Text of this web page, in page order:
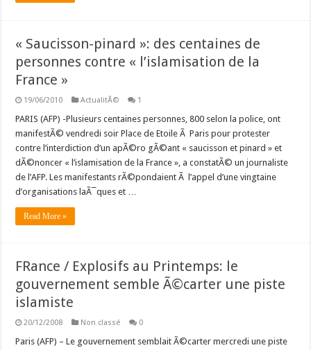
« Saucisson-pinard »: des centaines de
personnes contre « l’islamisation de la
France »
19/06/2010 ActualitÃ© 1
PARIS (AFP) -Plusieurs centaines personnes, 800 selon la police, ont
manifestÃ© vendredi soir Place de Etoile Ã Paris pour protester
contre l’interdiction d’un apÃ©ro gÃ©ant « saucisson et pinard » et
dÃ©noncer « l’islamisation de la France », a constatÃ© un journaliste
de l’AFP. Les manifestants rÃ©pondaient Ã l’appel d’une vingtaine
d’organisations laÃ¯ques et …
Read More »
FRance / Explosifs au Printemps: le
gouvernement semble Ã©carter une piste
islamiste
20/12/2008 Non classé 0
Paris (AFP) – Le gouvernement semblait Ã©carter mercredi une piste